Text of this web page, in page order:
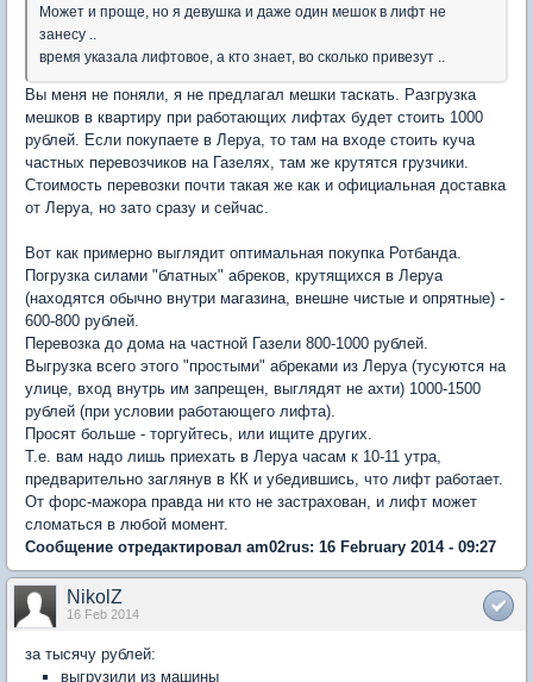
Может и проще, но я девушка и даже один мешок в лифт не
занесу ..
время указала лифтовое, а кто знает, во сколько привезут ..
Вы меня не поняли, я не предлагал мешки таскать. Разгрузка
мешков в квартиру при работающих лифтах будет стоить 1000
рублей. Если покупаете в Леруа, то там на входе стоить куча
частных перевозчиков на Газелях, там же крутятся грузчики.
Стоимость перевозки почти такая же как и официальная доставка
от Леруа, но зато сразу и сейчас.
Вот как примерно выглядит оптимальная покупка Ротбанда.
Погрузка силами "блатных" абреков, крутящихся в Леруа
(находятся обычно внутри магазина, внешне чистые и опрятные) -
600-800 рублей.
Перевозка до дома на частной Газели 800-1000 рублей.
Выгрузка всего этого "простыми" абреками из Леруа (тусуются на
улице, вход внутрь им запрещен, выглядят не ахти) 1000-1500
рублей (при условии работающего лифта).
Просят больше - торгуйтесь, или ищите других.
Т.е. вам надо лишь приехать в Леруа часам к 10-11 утра,
предварительно заглянув в КК и убедившись, что лифт работает.
От форс-мажора правда ни кто не застрахован, и лифт может
сломаться в любой момент.
Сообщение отредактировал am02rus: 16 February 2014 - 09:27
NikolZ
16 Feb 2014
за тысячу рублей:
выгрузили из машины